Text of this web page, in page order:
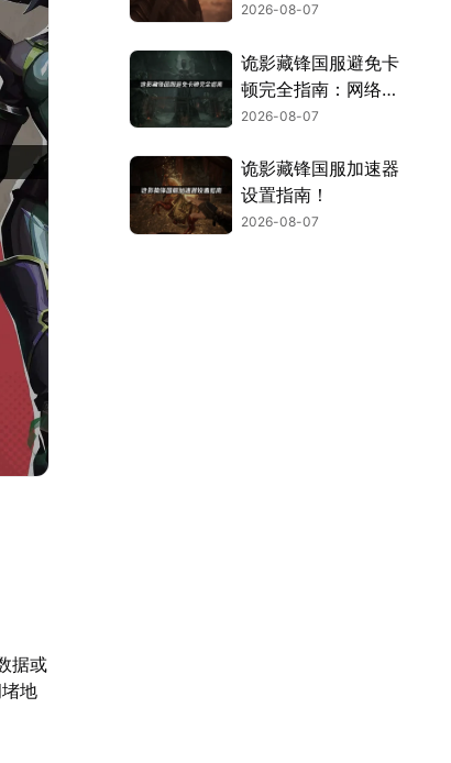
据或
地
2026-08-07
诡影藏锋国服避免卡
顿完全指南：网络优
化与解决技巧！
2026-08-07
诡影藏锋国服加速器
设置指南！
2026-08-07